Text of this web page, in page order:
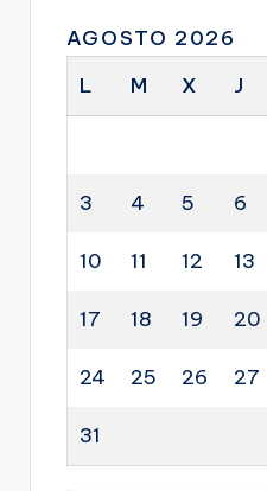
AGOSTO 2026
L
M X J
3 4 5 6
10 11 12 13
17 18 19 20
24 25 26 27
31